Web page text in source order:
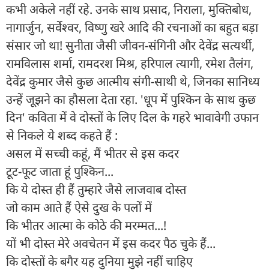
कभी अकेले नहीं रहे. उनके साथ प्रसाद, निराला, मुक्तिबोध,
नागार्जुन, सर्वेश्वर, विष्णु खरे आदि की रचनाओं का बहुत बड़ा
संसार जो था! सुनीता जैसी जीवन-संगिनी और देवेंद्र सत्यर्थी,
रामविलास शर्मा, रामदरश मिश्र, हरिपाल त्यागी, रमेश तैलंग,
देवेंद्र कुमार जैसे कुछ आत्मीय संगी-साथी थे, जिनका सानिध्य
उन्हें जूझने का हौसला देता रहा. 'धूप में पुश्किन के साथ कुछ
दिन' कविता में वे दोस्तों के लिए दिल के गहरे भावावेगी उफान
से निकले ये शब्द कहते हैं :
असल में सच्ची कहूं, मैं भीतर से इस कदर
टूट-फूट जाता हूं पुश्किन...
कि ये दोस्त ही हैं तुम्हारे जैसे लाजवाब दोस्त
जो काम आते हैं ऐसे दुख के पलों में
कि भीतर आत्मा के कोठे की मरम्मत...!
यों भी दोस्त मेरे अवचेतन में इस कदर पैठ चुके हैं...
कि दोस्तों के बगैर यह दुनिया मुझे नहीं चाहिए